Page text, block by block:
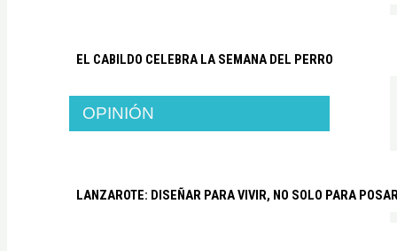
EL CABILDO CELEBRA LA SEMANA DEL PERRO
OPINIÓN
LANZAROTE: DISEÑAR PARA VIVIR, NO SOLO PARA